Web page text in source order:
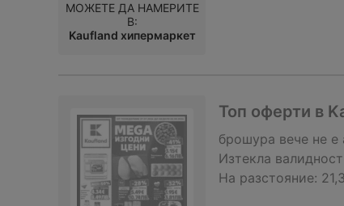
МОЖЕТЕ ДА НАМЕРИТЕ
В:
Kaufland хипермаркет
Топ оферти в
брошура вече не е
Изтекла
На разстояние: